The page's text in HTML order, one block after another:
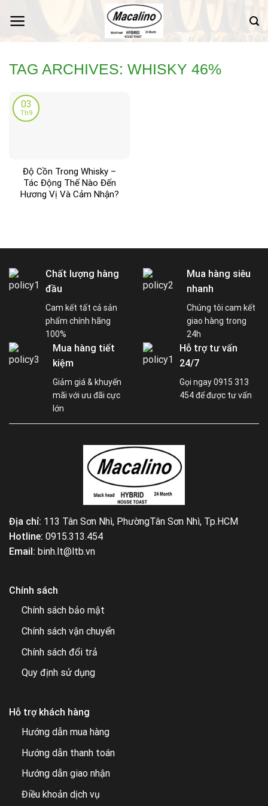
TAG ARCHIVES: WHISKY 46%
Độ Cồn Trong Whisky –
Tác Động Thế Nào Đến
Hương Vị Và Cảm Nhận?
03
Th9
Chất lượng hàng
đầu
Cam kết tất cả sản
phẩm chính hãng
100%
Mua hàng siêu
nhanh
Chúng tôi cam kết
giao hàng trong
24h
Mua hàng tiết
kiệm
Giảm giá & khuyến
mãi với ưu đãi cực
lớn
Hỗ trợ tư vấn
24/7
Gọi ngay 0915 313
454 để được tư vấn
Địa chỉ: 113 Tân Sơn Nhì, PhườngTân Sơn Nhì, Tp.HCM
Hotline: 0915.313.454
Email: binh.lt@ltb.vn
Chính sách
Chính sách bảo mật
Chính sách vận chuyển
Chính sách đổi trả
Quy định sử dụng
Hỗ trợ khách hàng
Hướng dẫn mua hàng
Hướng dẫn thanh toán
Hướng dẫn giao nhận
Điều khoản dịch vụ